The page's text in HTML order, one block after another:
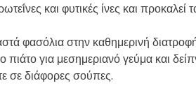
και φυτικές ίνες και
φασόλια στην καθημερινή
πιάτο για μεσημεριανό γεύμα και
σε διάφορες σούπες.